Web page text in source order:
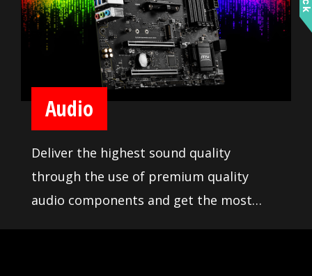
Audio
Deliver the highest sound quality
through the use of premium quality
audio components and get the most